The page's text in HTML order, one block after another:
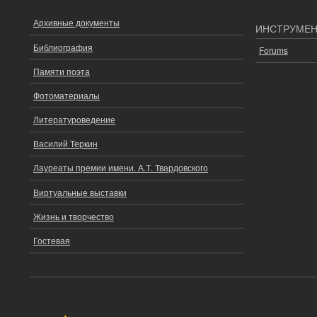
ОСНОВНОЕ
МЕНЮ
Архивные документы
Библиография
Памяти поэта
Фотоматериалы
Литературоведение
Василий Теркин
Лауреаты премии имени. А.Т. Твардовского
Виртуальные выставки
Жизнь и творчество
Гостевая
Forums